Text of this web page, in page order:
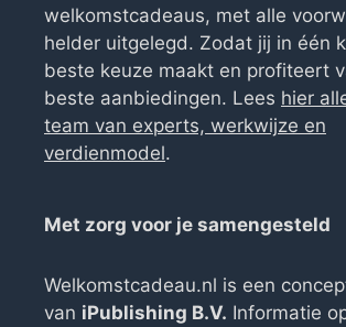
welkomstcadeaus, met alle
helder uitgelegd. Zodat jij in één
beste keuze maakt en profiteert
beste aanbiedingen. Lees hier
team van experts, werkwijze en
verdienmodel.
Met zorg voor je samengesteld
Welkomstcadeau.nl is een
van iPublishing B.V. Informatie